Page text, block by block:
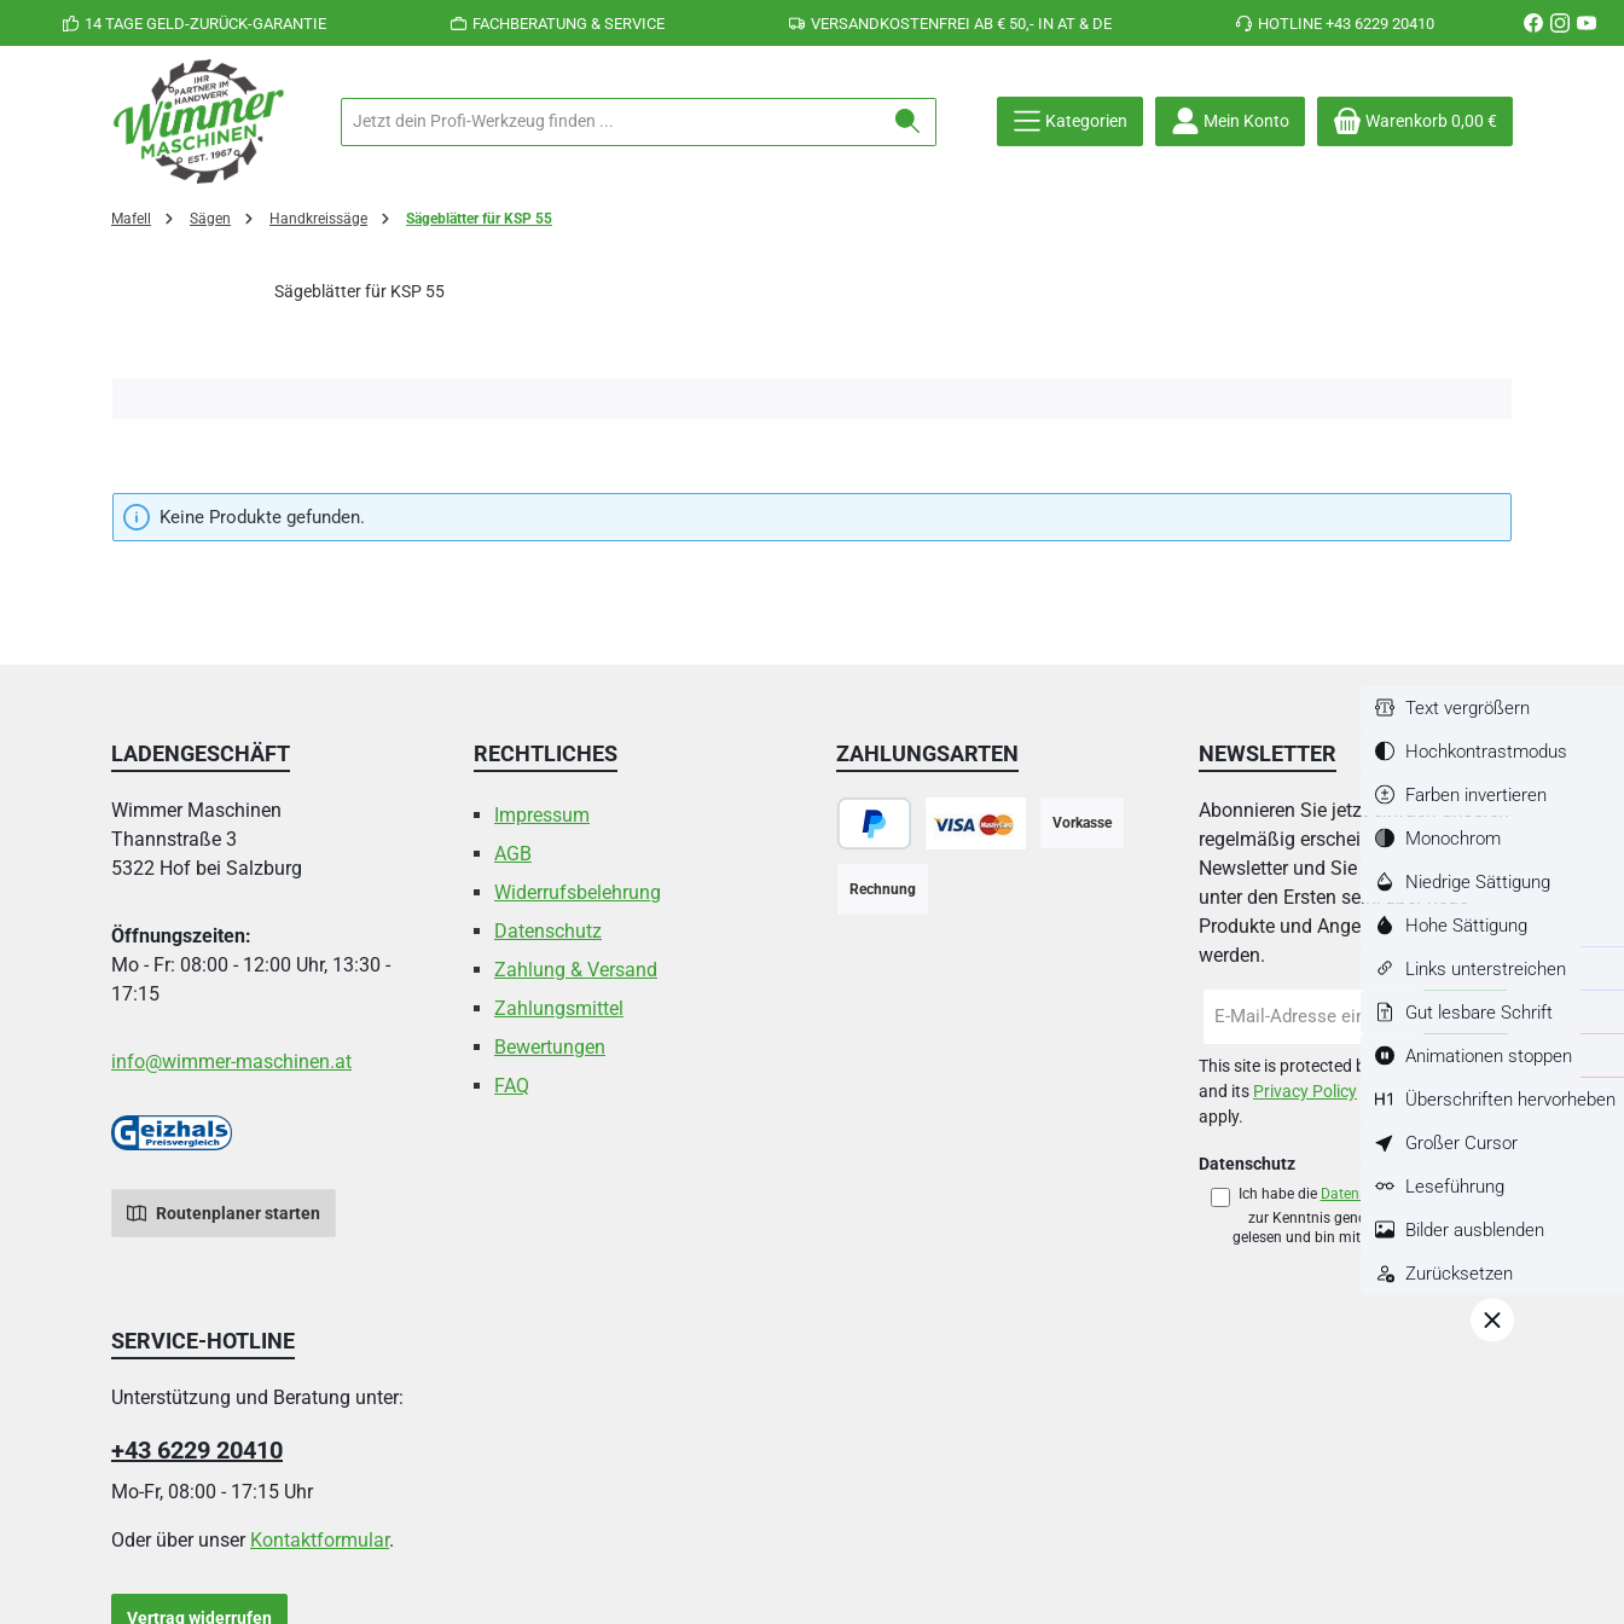
Hauptinhalt springen
Zur Suche springen
Zur Hauptnavigation springen
14 TAGE GELD-ZURÜCK-GARANTIE FACHBERATUNG & SERVICE VERSANDKOSTENFREI AB € 50,- IN AT & DE HOTLINE +43 6229 20410
Kategorien Mein Konto Warenkorb0,00 €
Mafell Sägen Handkreissäge Sägeblätter für KSP 55
Sägeblätter für KSP 55
Keine Produkte gefunden.
LADENGESCHÄFT
Wimmer Maschinen
Thannstraße 3
5322 Hof bei Salzburg
Öffnungszeiten:
Mo - Fr: 08:00 - 12:00 Uhr, 13:30 -
17:15
info@wimmer-maschinen.at
Routenplaner starten
RECHTLICHES
Impressum
AGB
Widerrufsbelehrung
Datenschutz
Zahlung & Versand
Zahlungsmittel
Bewertungen
FAQ
ZAHLUNGSARTEN
Vorkasse
Rechnung
NEWSLETTER
Abonnieren Sie jetzt einfach unseren
regelmäßig erscheinenden
Newsletter und Sie werden stets
unter den Ersten sein, über neue
Produkte und Angebote informiert
werden.
Mail-
*
This site is protected byFriendly Captcha
and its Privacy Policy and Terms of Use
apply.
Datenschutz
Ich habe die Datenschutzbestimmungen
zur Kenntnis genommen und die
gelesen und bin mit ihnen einverstanden.*
SERVICE-HOTLINE
Unterstützung und Beratung unter:
+43 6229 20410
Mo-Fr, 08:00 - 17:15 Uhr
Oder über unser Kontaktformular.
Vertrag widerrufen
Text vergrößern
Hochkontrastmodus
Farben invertieren
Monochrom
Niedrige Sättigung
Hohe Sättigung
Links unterstreichen
Gut lesbare Schrift
Animationen stoppen
Überschriften hervorheben
Großer Cursor
Leseführung
Bilder ausblenden
Zurücksetzen